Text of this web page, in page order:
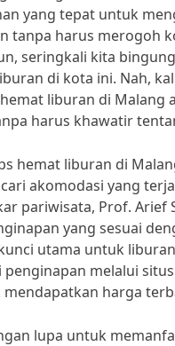
yang tepat untuk
tanpa harus merogoh
seringkali kita
di kota ini. Nah,
liburan di Malang
harus khawatir
hemat liburan di
akomodasi yang
pariwisata, Prof. Arief
yang sesuai
utama untuk
penginapan melalui
harga
lupa untuk